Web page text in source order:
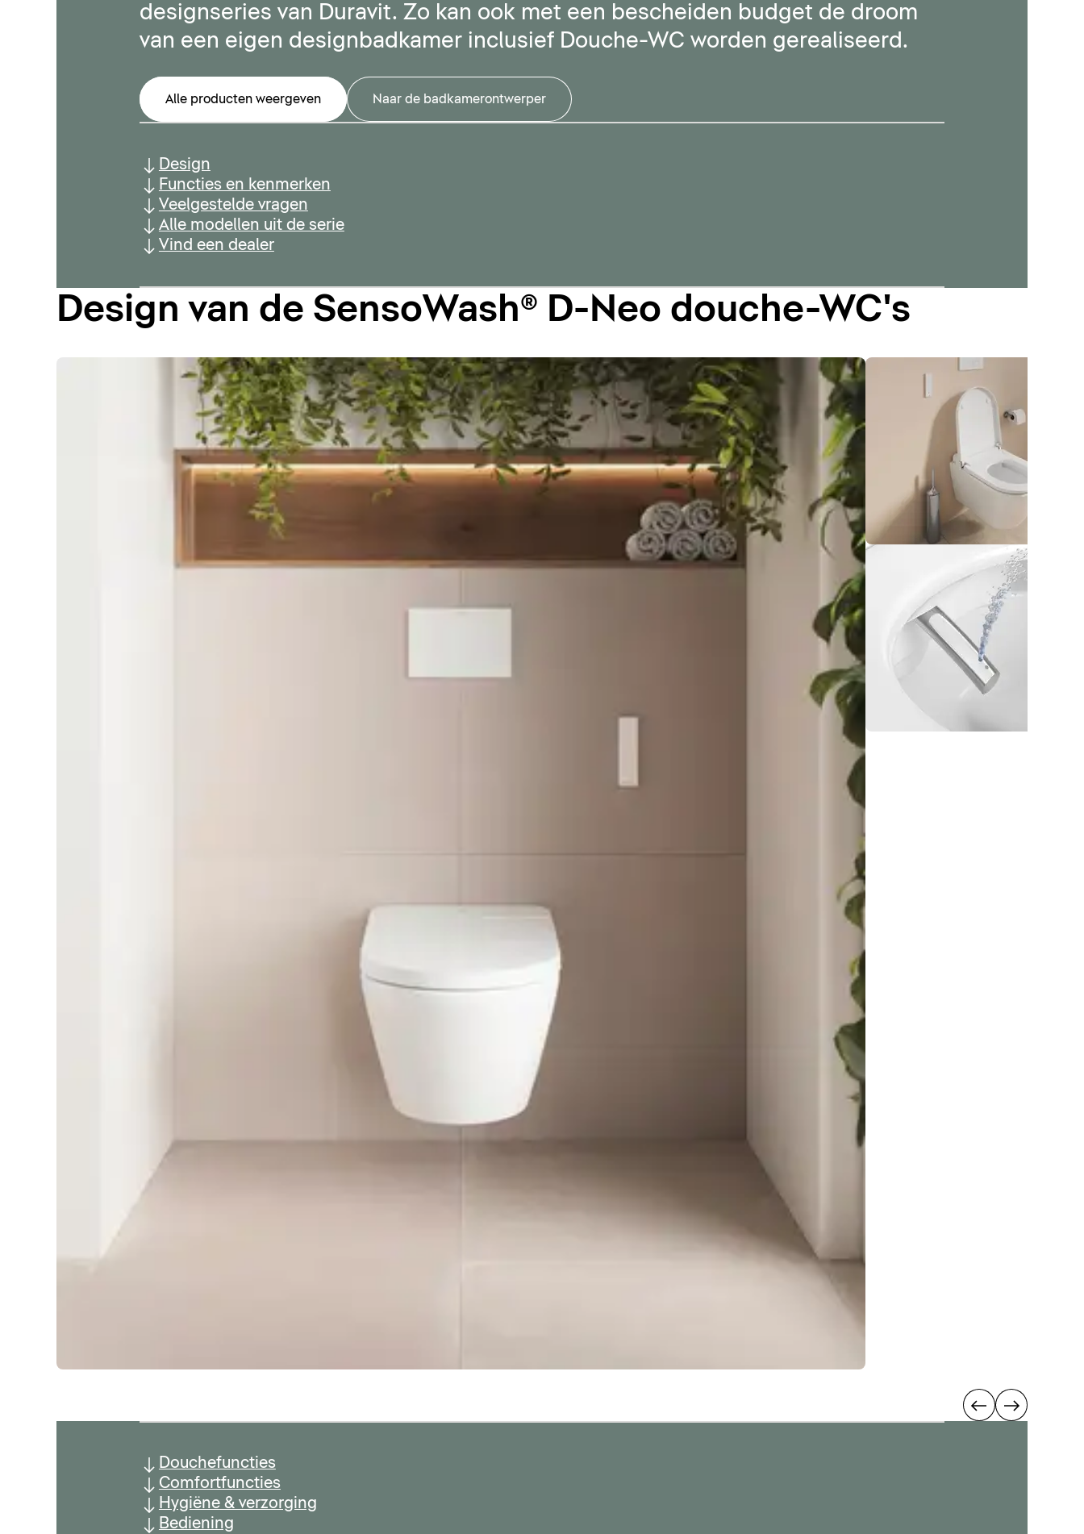
designseries van Duravit. Zo kan ook met een bescheiden budget de droom
van een eigen designbadkamer inclusief Douche-WC worden gerealiseerd.
Alle producten weergeven Naar de badkamerontwerper
Design
Functies en kenmerken
Veelgestelde vragen
Alle modellen uit de serie
Vind een dealer
Design van de SensoWash® D-Neo douche-WC's
Douchefuncties
Comfortfuncties
Hygiëne & verzorging
Bediening